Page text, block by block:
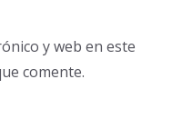
y web en este
comente.